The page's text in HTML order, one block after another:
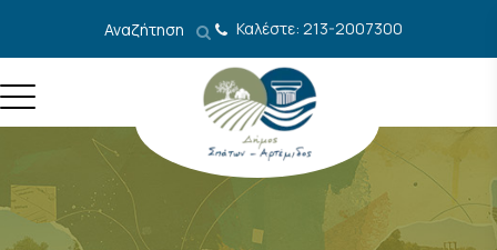
Αναζήτηση Καλέστε: 213-2007300